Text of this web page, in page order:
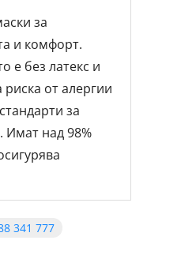
за
и комфорт.
е без латекс и
от алергии
за
Имат над 98%
341 777